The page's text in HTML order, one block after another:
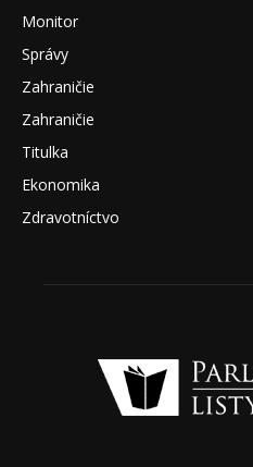
Monitor
Správy
Zahraničie
Zahraničie
Titulka
Ekonomika
Zdravotníctvo